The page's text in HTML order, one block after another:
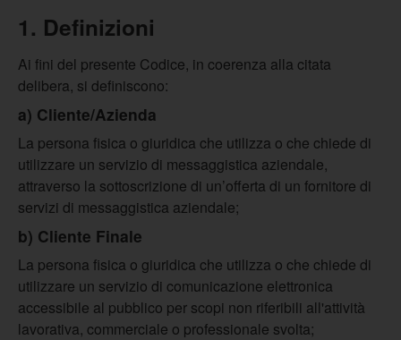
1. Definizioni
Ai fini del presente Codice, in coerenza alla citata
delibera, si definiscono:
a) Cliente/Azienda
La persona fisica o giuridica che utilizza o che chiede di
utilizzare un servizio di messaggistica aziendale,
attraverso la sottoscrizione di un’offerta di un fornitore di
servizi di messaggistica aziendale;
b) Cliente Finale
La persona fisica o giuridica che utilizza o che chiede di
utilizzare un servizio di comunicazione elettronica
accessibile al pubblico per scopi non riferibili all'attività
lavorativa, commerciale o professionale svolta;